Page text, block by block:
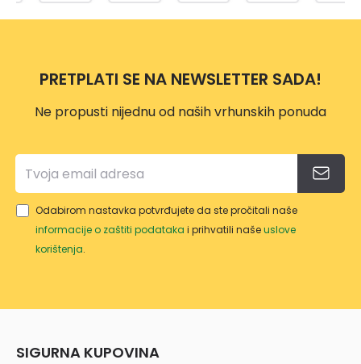
62
NO
PRETPLATI SE NA NEWSLETTER SADA!
Ne propusti nijednu od naših vrhunskih ponuda
Odabirom nastavka potvrđujete da ste pročitali naše
informacije o zaštiti podataka i prihvatili našeuslove
korištenja.
SIGURNA KUPOVINA